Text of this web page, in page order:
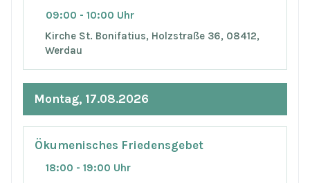
09:00 - 10:00 Uhr
Kirche St. Bonifatius, Holzstraße 36, 08412,
Werdau
Montag, 17.08.2026
Ökumenisches Friedensgebet
18:00 - 19:00 Uhr